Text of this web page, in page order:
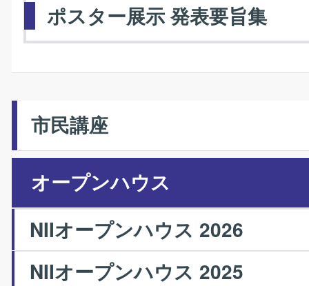
ポスター展示 発表要旨集
市民講座
オープンハウス
NIIオープンハウス 2026
NIIオープンハウス 2025